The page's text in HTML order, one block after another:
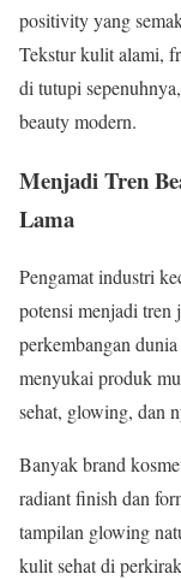
positivity yang
Tekstur kulit alami,
di tutupi
beauty modern.
Menjadi Tren
Lama
Pengamat industri
potensi menjadi tren
perkembangan
menyukai produk
sehat, glowing, dan
Banyak brand
radiant finish dan
tampilan glowing
kulit sehat di